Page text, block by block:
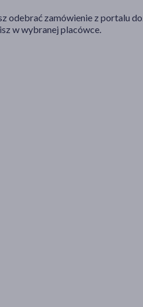
odebrać zamówienie z portalu
w wybranej placówce.